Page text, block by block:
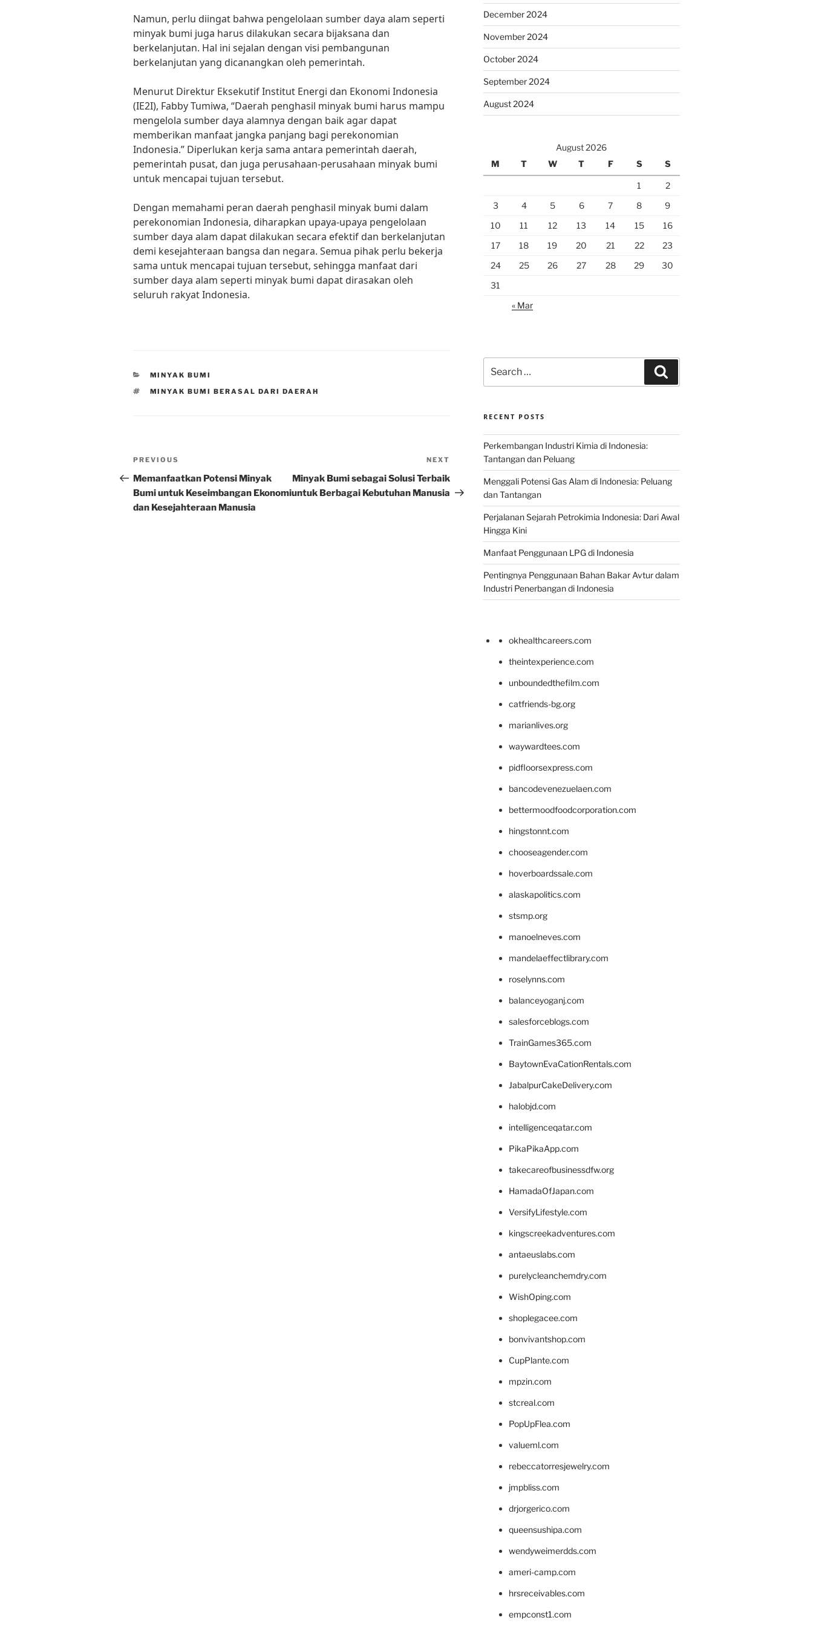
Namun, perlu diingat bahwa pengelolaan sumber daya alam seperti
minyak bumi juga harus dilakukan secara bijaksana dan
berkelanjutan. Hal ini sejalan dengan visi pembangunan
berkelanjutan yang dicanangkan oleh pemerintah.
Menurut Direktur Eksekutif Institut Energi dan Ekonomi Indonesia
(IE2I), Fabby Tumiwa, “Daerah penghasil minyak bumi harus mampu
mengelola sumber daya alamnya dengan baik agar dapat
memberikan manfaat jangka panjang bagi perekonomian
Indonesia.” Diperlukan kerja sama antara pemerintah daerah,
pemerintah pusat, dan juga perusahaan-perusahaan minyak bumi
untuk mencapai tujuan tersebut.
Dengan memahami peran daerah penghasil minyak bumi dalam
perekonomian Indonesia, diharapkan upaya-upaya pengelolaan
sumber daya alam dapat dilakukan secara efektif dan berkelanjutan
demi kesejahteraan bangsa dan negara. Semua pihak perlu bekerja
sama untuk mencapai tujuan tersebut, sehingga manfaat dari
sumber daya alam seperti minyak bumi dapat dirasakan oleh
seluruh rakyat Indonesia.
CATEGORIES
MINYAK BUMI
TAGS
MINYAK BUMI BERASAL DARI DAERAH
Post
navigation
Previous
Post
PREVIOUS
Memanfaatkan Potensi Minyak
Bumi untuk Keseimbangan Ekonomi
dan Kesejahteraan Manusia
Post
NEXT
Minyak Bumi sebagai Solusi Terbaik
untuk Berbagai Kebutuhan Manusia
December 2024
November 2024
October 2024
September 2024
August 2024
August 2026
M
T W T F S S
1
2
3
4 5 6 7 8
9
10
11 12 13 14 15
16
17
18 19 20 21 22
23
24
25 26 27 28 29
30
31
« Mar
for:
RECENT POSTS
Perkembangan Industri Kimia di Indonesia:
Tantangan dan Peluang
Menggali Potensi Gas Alam di Indonesia: Peluang
dan Tantangan
Perjalanan Sejarah Petrokimia Indonesia: Dari Awal
Hingga Kini
Manfaat Penggunaan LPG di Indonesia
Pentingnya Penggunaan Bahan Bakar Avtur dalam
Industri Penerbangan di Indonesia
okhealthcareers.com
theintexperience.com
unboundedthefilm.com
catfriends-bg.org
marianlives.org
waywardtees.com
pidfloorsexpress.com
bancodevenezuelaen.com
bettermoodfoodcorporation.com
hingstonnt.com
chooseagender.com
hoverboardssale.com
alaskapolitics.com
stsmp.org
manoelneves.com
mandelaeffectlibrary.com
roselynns.com
balanceyoganj.com
salesforceblogs.com
TrainGames365.com
BaytownEvaCationRentals.com
JabalpurCakeDelivery.com
halobjd.com
intelligenceqatar.com
PikaPikaApp.com
takecareofbusinessdfw.org
HamadaOfJapan.com
VersifyLifestyle.com
kingscreekadventures.com
antaeuslabs.com
purelycleanchemdry.com
WishOping.com
shoplegacee.com
bonvivantshop.com
CupPlante.com
mpzin.com
stcreal.com
PopUpFlea.com
valueml.com
rebeccatorresjewelry.com
jmpbliss.com
drjorgerico.com
queensushipa.com
wendyweimerdds.com
ameri-camp.com
hrsreceivables.com
empconst1.com